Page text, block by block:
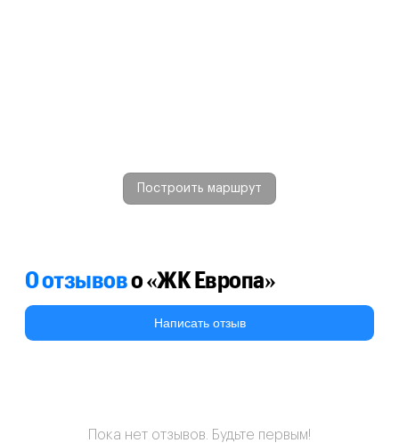
Построить маршрут
0 отзывово «ЖК Европа»
Написать отзыв
Пока нет отзывов. Будьте первым!